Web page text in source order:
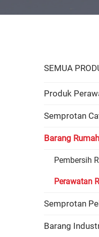
SEMUA
Produk
Semprotan
Barang
Pembersih
Perawatan
Semprotan
Barang